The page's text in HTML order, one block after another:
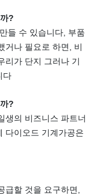
?
들 수 있습니다, 부품
거나 필요로 하면, 비
리가 단지 그러나 기
다
?
생의 비즈니스 파트너
다이오드 기계가공은
할 것을 요구하면,